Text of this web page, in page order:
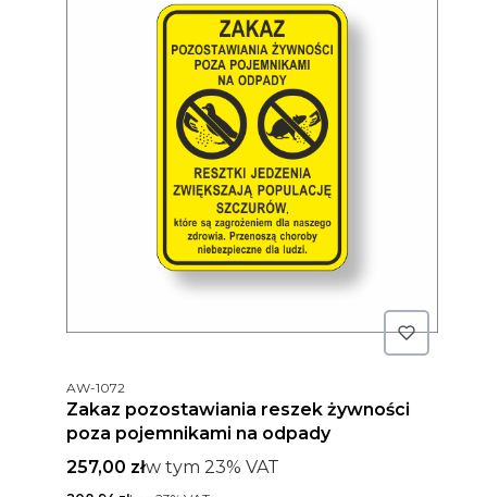
Kod produktu
AW-1072
Zakaz pozostawiania reszek żywności
poza pojemnikami na odpady
Cena brutto
257,00 złw tym %s VAT
w tym 23% VAT